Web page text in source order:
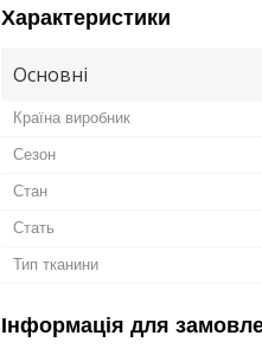
Характеристики
Основні
Країна виробник
Сезон
Стан
Стать
Тип тканини
Інформація для